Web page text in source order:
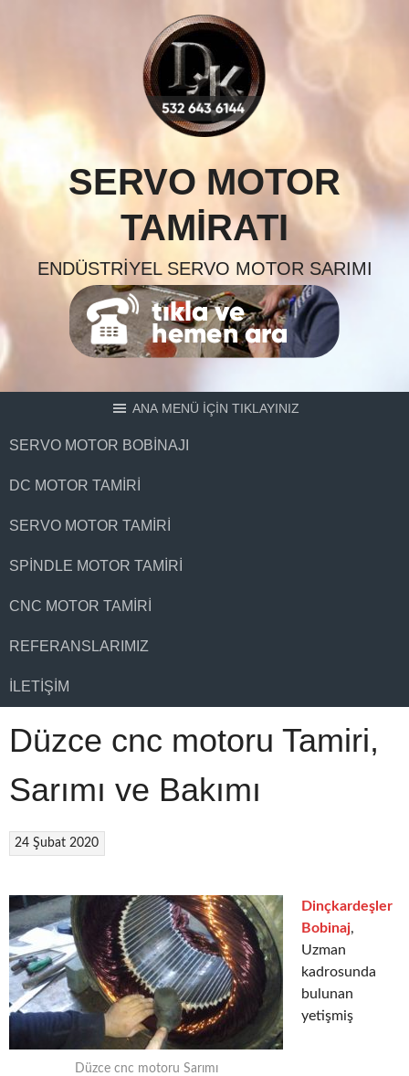
SERVO MOTOR
TAMIRATI
ENDÜSTRIYEL SERVO MOTOR SARIMI
ANA MENÜ İÇİN TIKLAYINIZ
SERVO MOTOR BOBINAJI
DC MOTOR TAMIRI
SERVO MOTOR TAMIRI
SPINDLE MOTOR TAMIRI
CNC MOTOR TAMIRI
REFERANSLARIMIZ
İLETIŞIM
Düzce cnc motoru Tamiri,
Sarımı ve Bakımı
24 Şubat 2020
Düzce cnc motoru Sarımı
Dinçkardeşler
Bobinaj,
Uzman
kadrosunda
bulunan
yetişmiş